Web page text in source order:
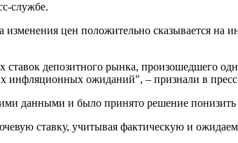
службе.
цен положительно сказывается
депозитного рынка, произошедшего
инфляционных ожиданий", – признали в
данными и было принято решение
ставку, учитывая фактическую и